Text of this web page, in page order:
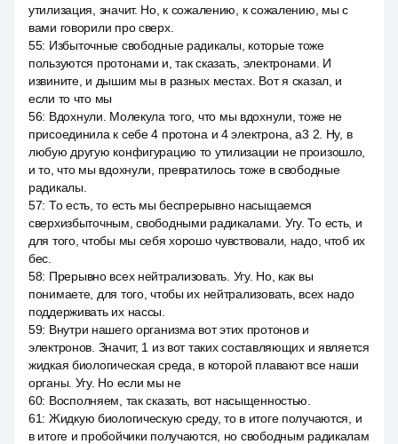
утилизация, значит. Но, к сожалению, к сожалению, мы с
вами говорили про сверх.
55: Избыточные свободные радикалы, которые тоже
пользуются протонами и, так сказать, электронами. И
извините, и дышим мы в разных местах. Вот я сказал, и
если то что мы
56: Вдохнули. Молекула того, что мы вдохнули, тоже не
присоединила к себе 4 протона и 4 электрона, a3 2. Ну, в
любую другую конфигурацию то утилизации не произошло,
и то, что мы вдохнули, превратилось тоже в свободные
радикалы.
57: То есть, то есть мы беспрерывно насыщаемся
сверхизбыточным, свободными радикалами. Угу. То есть, и
для того, чтобы мы себя хорошо чувствовали, надо, чтоб их
бес.
58: Прерывно всех нейтрализовать. Угу. Но, как вы
понимаете, для того, чтобы их нейтрализовать, всех надо
поддерживать их нассы.
59: Внутри нашего организма вот этих протонов и
электронов. Значит, 1 из вот таких составляющих и является
жидкая биологическая среда, в которой плавают все наши
органы. Угу. Но если мы не
60: Восполняем, так сказать, вот насыщенностью.
61: Жидкую биологическую среду, то в итоге получаются, и
в итоге и пробойчики получаются, но свободным радикалам